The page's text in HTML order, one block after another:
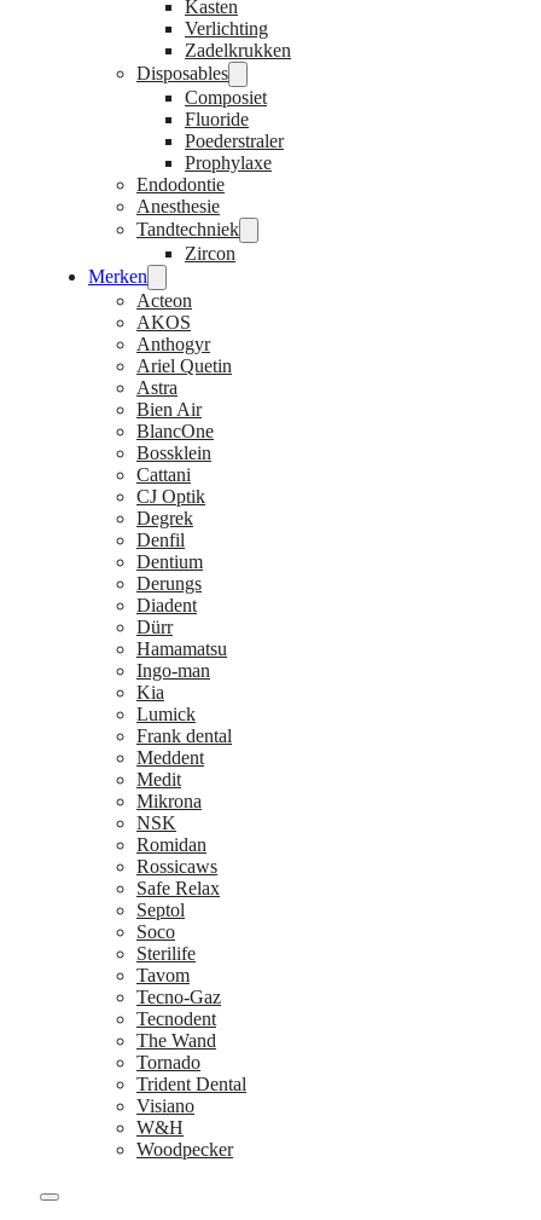
Kasten
Verlichting
Zadelkrukken
Disposables
Composiet
Fluoride
Poederstraler
Prophylaxe
Endodontie
Anesthesie
Tandtechniek
Zircon
Merken
Acteon
AKOS
Anthogyr
Ariel Quetin
Astra
Bien Air
BlancOne
Bossklein
Cattani
CJ Optik
Degrek
Denfil
Dentium
Derungs
Diadent
Dürr
Hamamatsu
Ingo-man
Kia
Lumick
Frank dental
Meddent
Medit
Mikrona
NSK
Romidan
Rossicaws
Safe Relax
Septol
Soco
Sterilife
Tavom
Tecno-Gaz
Tecnodent
The Wand
Tornado
Trident Dental
Visiano
W&H
Woodpecker